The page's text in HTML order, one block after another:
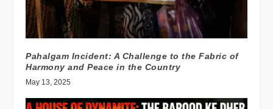
Pahalgam Incident: A Challenge to the Fabric of
Harmony and Peace in the Country
May 13, 2025